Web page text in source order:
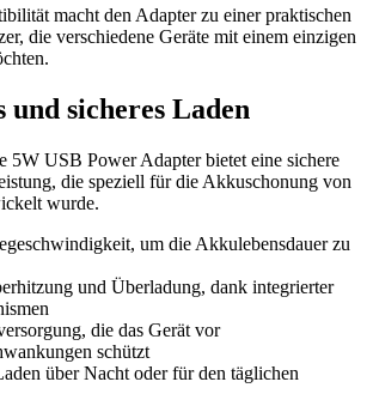
macht den Adapter zu einer praktischen
die verschiedene Geräte mit einem einzigen
und sicheres Laden
5W USB Power Adapter bietet eine sichere
die speziell für die Akkuschonung von
wurde.
um die Akkulebensdauer zu
und Überladung, dank integrierter
die das Gerät vor
schützt
über Nacht oder für den täglichen